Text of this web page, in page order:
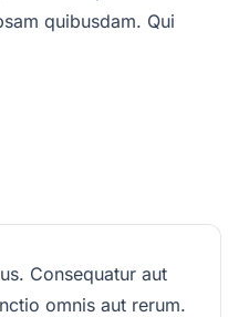
quibusdam. Qui
Consequatur aut
omnis aut rerum.